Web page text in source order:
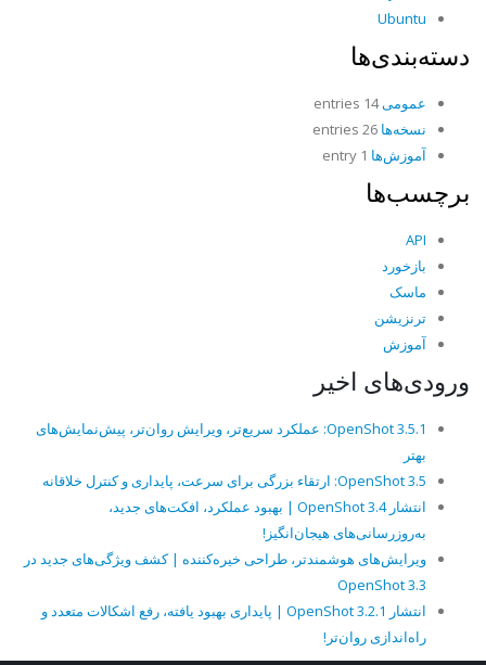
Ubuntu
دسته‌بندی‌ها
عمومی14 entries
نسخه‌ها
آموزش‌ها
برچسب‌ها
API
بازخورد
ماسک
ترنزیشن
آموزش
ورودی‌های اخیر
OpenShot 3.5.1: عملکرد سریع‌تر، ویرایش روان‌تر، پیش‌نمایش‌های
بهتر
OpenShot 3.5: ارتقاء بزرگی برای سرعت، پایداری و کنترل خلاقانه
انتشار OpenShot 3.4 | بهبود عملکرد، افکت‌های جدید،
به‌روزرسانی‌های هیجان‌انگیز!
ویرایش‌های هوشمندتر، طراحی خیره‌کننده | کشف ویژگی‌های جدید در
OpenShot 3.3
انتشار OpenShot 3.2.1 | پایداری بهبود یافته، رفع اشکالات متعدد و
راه‌اندازی روان‌تر!